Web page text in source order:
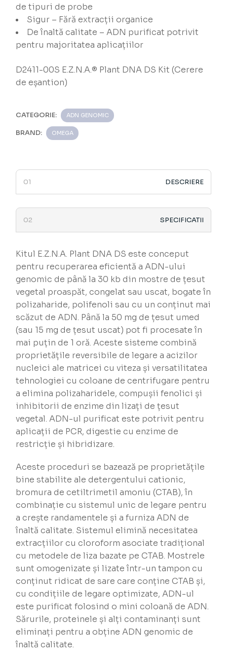
de tipuri de probe
Sigur – Fără extracții organice
De înaltă calitate – ADN purificat potrivit
pentru majoritatea aplicațiilor
D2411-00S E.Z.N.A.® Plant DNA DS Kit (Cerere
de eșantion)
CATEGORIE: ADN GENOMIC
BRAND: OMEGA
DESCRIERE
SPECIFICATII
Kitul E.Z.N.A. Plant DNA DS este conceput
pentru recuperarea eficientă a ADN-ului
genomic de până la 30 kb din mostre de țesut
vegetal proaspăt, congelat sau uscat, bogate în
polizaharide, polifenoli sau cu un conținut mai
scăzut de ADN. Până la 50 mg de țesut umed
(sau 15 mg de țesut uscat) pot fi procesate în
mai puțin de 1 oră. Aceste sisteme combină
proprietățile reversibile de legare a acizilor
nucleici ale matricei cu viteza și versatilitatea
tehnologiei cu coloane de centrifugare pentru
a elimina polizaharidele, compușii fenolici și
inhibitorii de enzime din lizați de țesut
vegetal. ADN-ul purificat este potrivit pentru
aplicații de PCR, digestie cu enzime de
restricție și hibridizare.
Aceste proceduri se bazează pe proprietățile
bine stabilite ale detergentului cationic,
bromura de cetiltrimetil amoniu (CTAB), în
combinație cu sistemul unic de legare pentru
a crește randamentele și a furniza ADN de
înaltă calitate. Sistemul elimină necesitatea
extracțiilor cu cloroform asociate tradițional
cu metodele de liza bazate pe CTAB. Mostrele
sunt omogenizate și lizate într-un tampon cu
conținut ridicat de sare care conține CTAB și,
cu condițiile de legare optimizate, ADN-ul
este purificat folosind o mini coloană de ADN.
Sărurile, proteinele și alți contaminanți sunt
eliminați pentru a obține ADN genomic de
înaltă calitate.